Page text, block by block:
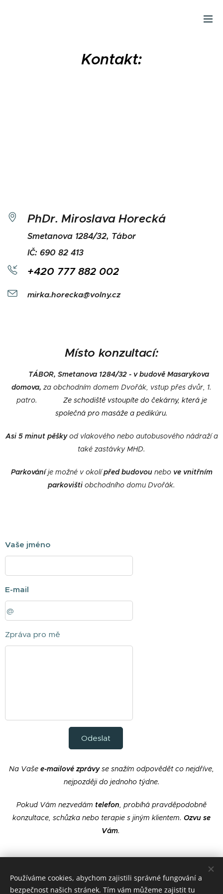
Kontakt:
PhDr. Miroslava Horecká
Smetanova 1284/32, Tábor
IČ: 690 82 413
+420 777 882 002
mirka.horecka@volny.cz
Místo konzultací:
TÁBOR, Smetanova 1284/32 - v budově Masarykova
domova, za obchodním domem Dvořák, vstup přes dvůr, 1.
patro. Ze schodiště vstoupíte do čekárny, která je
společná pro masáže a pedikúru.
Asi 5 minut pěškyod vlakového nebo autobusového nádraží a
také zastávky MHD.
Parkováníje možné v okolípřed budovounebove vnitřním
parkovišti obchodního domu Dvořák.
Vaše jméno
E-mail
Zpráva pro mě
Odeslat
Na Vaše e-mailové zprávyse snažím odpovědět co nejdříve,
nejpozději do jednoho týdne.
Pokud Vám nezvedám telefon, probíhá pravděpodobně
konzultace, schůzka nebo terapie s jiným klientem. Ozvu se
Vám.
Používáme cookies, abychom zajistili správné fungování a
bezpečnost našich stránek. Tím vám můžeme zajistit tu